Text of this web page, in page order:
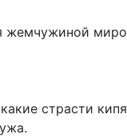
жемчужиной
страсти